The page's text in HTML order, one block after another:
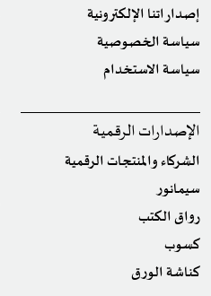
إصداراتنا الإلكترونية
سياسة الخصوصية
سياسة الاستخدام
الإصدارات الرقمية
الشركاء والمنتجات الرقمية
سيمانور
رواق الكتب
كسوب
كناشة الورق